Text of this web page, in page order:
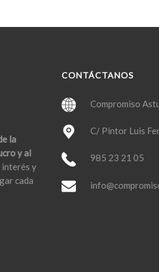
la
y al
interés y
cada
CONTÁCTANOS
Compromiso
C/ Pintor Luis
985 23 21 05